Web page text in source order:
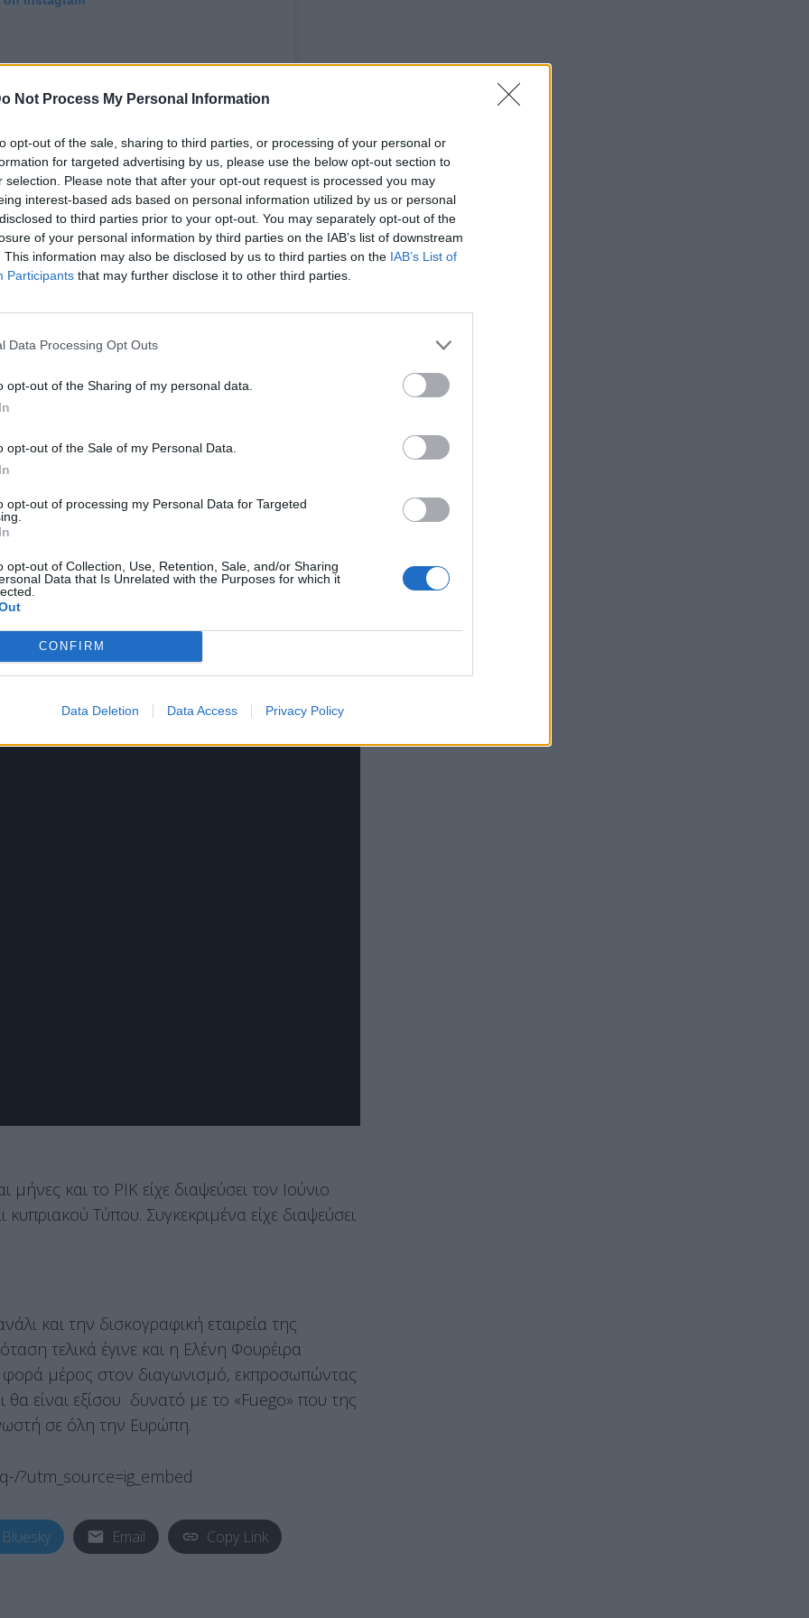
Not Process My Personal Information
opt-out of the sale, sharing to third parties, or processing of your personal or
for targeted advertising by us, please use the below opt-out section to
selection. Please note that after your opt-out request is processed you may
interest-based ads based on personal information utilized by us or personal
to third parties prior to your opt-out. You may separately opt-out of the
of your personal information by third parties on the IAB’s list of downstream
This information may also be disclosed by us to third parties on the IAB’s List of
Participants that may further disclose it to other third parties.
Data Processing Opt Outs
opt-out of the Sharing of my personal data.
opt-out of the Sale of my Personal Data.
opt-out of processing my Personal Data for Targeted
opt-out of Collection, Use, Retention, Sale, and/or Sharing
Data that Is Unrelated with the Purposes for which it
CONFIRM
Data Deletion Data Access Privacy Policy
της με το "Fuego" και την 2η θέση, η Ελένη
Σύμφωνα με τη «Φωλιά των ΚούΚου»,
το ΡΙΚ να βρεθεί στη σκηνή της Eurovision
έχει δώσει την απάντησή της, στην εκπομπή
θετική, ενώ ήδη έχουν γίνει κρούσεις στον
ώστε να γραφτούν τα κατάλληλα τραγούδια
τα τελευταία 24ωρα στο τραπέζι για την
στην τελευταία μας δημοσίευση) και τα
και της Κατερίνας Στικούδη. Θα θέλατε να
περιμένουμε στα σχόλια! #escnewsgrcy
#cyprus #rik_cybs #cyp #EleniFoureira
NEWS
δώσει την απάντησή της, στην εκπομπή
ενώ ήδη έχουν γίνει κρούσεις στον συνθέτη
τραγούδια για την κυπριακή αποστολή.
και το ΡΙΚ είχε διαψεύσει τον Ιούνιο
Τύπου. Συγκεκριμένα είχε διαψεύσει
και την δισκογραφική εταιρεία της
τελικά έγινε και η Ελένη Φουρέιρα
φορά μέρος στον διαγωνισμό, εκπροσωπώντας
είναι εξίσου δυνατό με το «Fuego» που της
σε όλη την Ευρώπη.
?utm_source=ig_embed
Bluesky Email Copy Link